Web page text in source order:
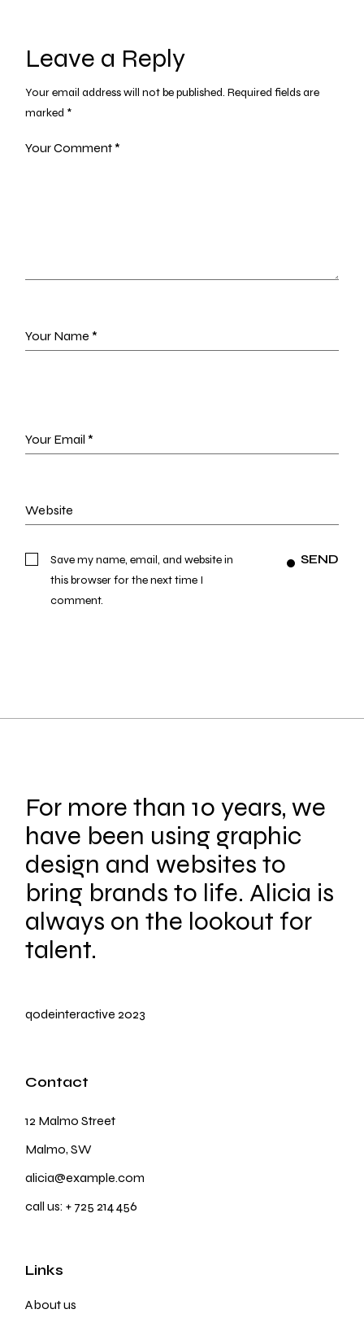
Leave a Reply
Your email address will not be published. Required fields are
marked *
Save my name, email, and website in
this browser for the next time I
comment.
SEND
For more than 10 years, we
have been using graphic
design and websites to
bring brands to life. Alicia is
always on the lookout for
talent.
qodeinteractive 2023
Contact
12 Malmo Street
Malmo, SW
alicia@example.com
call us:+ 725 214 456
Links
About us